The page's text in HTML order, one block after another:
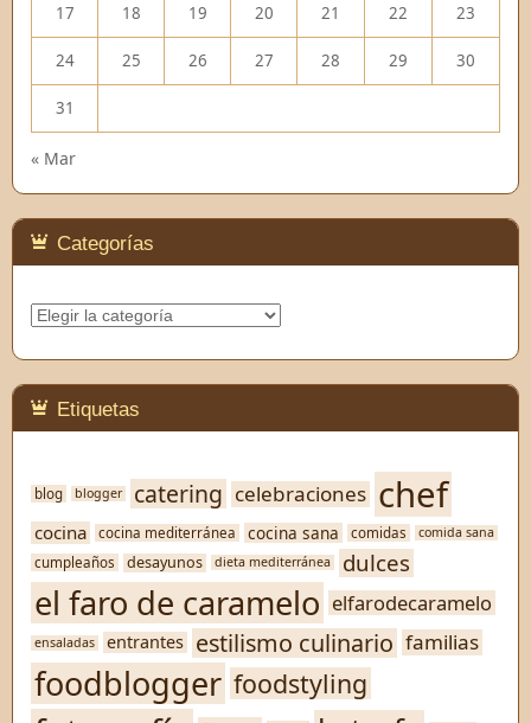
17 18 19 20 21 22 23
24 25 26 27 28 29 30
31
« Mar
Categorías
Categorías
Etiquetas
blog blogger catering celebraciones chef
cocina cocina mediterránea cocina sana comidas comida sana
cumpleaños desayunos dieta mediterránea dulces
el faro de caramelo elfarodecaramelo
ensaladas entrantes estilismo culinario familias
foodblogger foodstyling